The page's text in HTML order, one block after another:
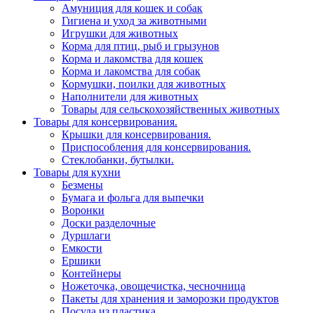
Амуниция для кошек и собак
Гигиена и уход за животными
Игрушки для животных
Корма для птиц, рыб и грызунов
Корма и лакомства для кошек
Корма и лакомства для собак
Кормушки, поилки для животных
Наполнители для животных
Товары для сельскохозяйственных животных
Товары для консервирования.
Крышки для консервирования.
Приспособления для консервирования.
Стеклобанки, бутылки.
Товары для кухни
Безмены
Бумага и фольга для выпечки
Воронки
Доски разделочные
Дуршлаги
Емкости
Ершики
Контейнеры
Ножеточка, овощечистка, чесночница
Пакеты для хранения и заморозки продуктов